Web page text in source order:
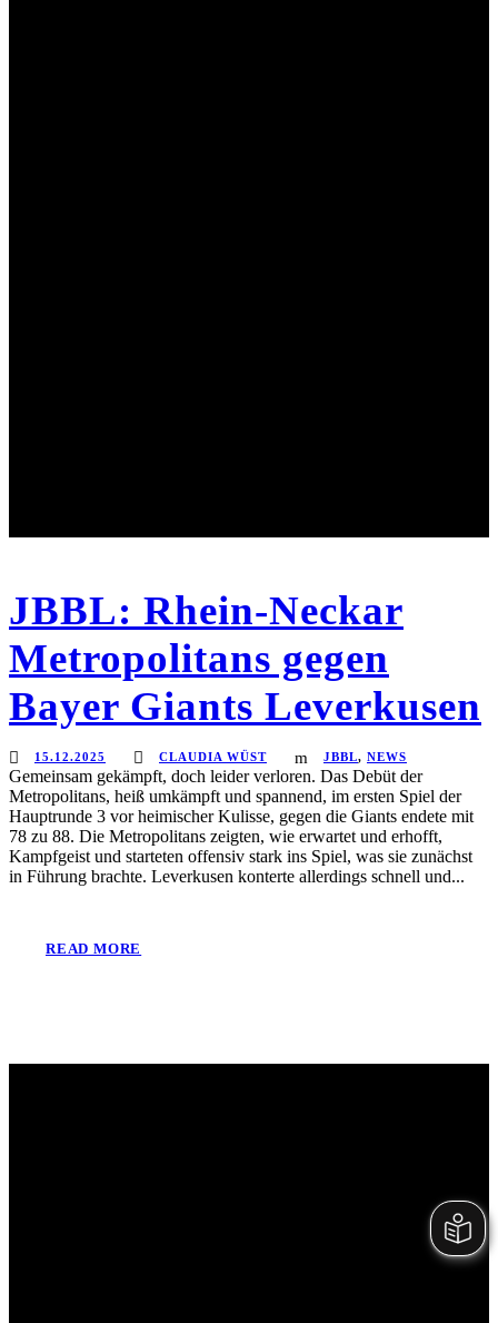
JBBL: Rhein-Neckar
Metropolitans gegen
Bayer Giants Leverkusen
15.12.2025 CLAUDIA WÜST JBBL, NEWS
Gemeinsam gekämpft, doch leider verloren. Das Debüt der
Metropolitans, heiß umkämpft und spannend, im ersten Spiel der
Hauptrunde 3 vor heimischer Kulisse, gegen die Giants endete mit
78 zu 88. Die Metropolitans zeigten, wie erwartet und erhofft,
Kampfgeist und starteten offensiv stark ins Spiel, was sie zunächst
in Führung brachte. Leverkusen konterte allerdings schnell und...
READ MORE